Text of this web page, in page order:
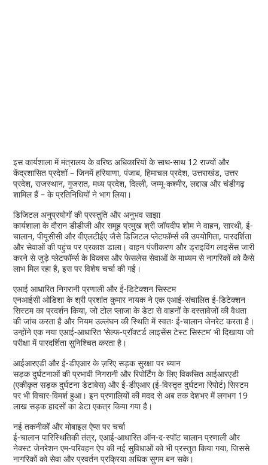
इस कार्यशाला में मंत्रालय के वरिष्ठ अधिकारियों के साथ-साथ 12 राज्यों और
केंद्रशासित प्रदेशों – जिनमें हरियाणा, पंजाब, हिमाचल प्रदेश, उत्तराखंड, उत्तर
प्रदेश, राजस्थान, गुजरात, मध्य प्रदेश, दिल्ली, जम्मू-कश्मीर, लद्दाख और चंडीगढ़
शामिल हैं – के प्रतिनिधियों ने भाग लिया।
डिजिटल अनुप्रयोगों की प्रस्तुति और अनुभव साझा
कार्यशाला के दौरान डीडीजी और समूह प्रमुख श्री जॉयदीप शोम ने वाहन, सारथी, ई-
चालान, पीयूसीसी और वीएलटीईए जैसे डिजिटल प्लेटफॉर्म्स की उपयोगिता, पारदर्शिता
और सेवाओं की पहुंच पर प्रकाश डाला। वाहन पंजीकरण और ड्राइविंग लाइसेंस जारी
करने से जुड़े प्लेटफॉर्म्स के विकास और फेसलेस सेवाओं के माध्यम से नागरिकों को कैसे
लाभ मिल रहा है, इस पर विशेष चर्चा की गई।
एआई आधारित निगरानी प्रणाली और ई-डिटेक्शन सिस्टम
एनआईसी ओडिशा के श्री प्रशांत कुमार नायक ने एक एआई-संचालित ई-डिटेक्शन
सिस्टम का प्रदर्शन किया, जो टोल प्लाजा के डेटा से वाहनों के दस्तावेजों की वैधता
की जांच करता है और नियम उल्लंघन की स्थिति में स्वतः ई-चालान जेनरेट करता है।
उन्होंने एक नया एआई-आधारित ‘सेल्फ-प्रॉक्टर्ड लाइसेंस टेस्ट सिस्टम’ भी दिखाया जो
परीक्षा में पारदर्शिता सुनिश्चित करता है।
आईआरएडी और ई-डीएआर के ज़रिए सड़क सुरक्षा पर ध्यान
सड़क दुर्घटनाओं की प्रभावी निगरानी और रिपोर्टिंग के लिए विकसित आईआरएडी
(एकीकृत सड़क दुर्घटना डेटाबेस) और ई-डीएआर (ई-विस्तृत दुर्घटना रिपोर्ट) सिस्टम
पर भी विचार-विमर्श हुआ। इन प्रणालियों की मदद से अब तक देशभर में लगभग 19
लाख सड़क हादसों का डेटा एकत्र किया गया है।
नई तकनीकों और मोबाइल ऐप्स पर चर्चा
ई-चालान पारिस्थितिकी तंत्र, एआई-आधारित ऑन-द-स्पॉट चालान प्रणाली और
नेक्स्ट जेनरेशन एम-परिवहन ऐप की नई सुविधाओं को भी प्रस्तुत किया गया, जिससे
नागरिकों को सेवा और प्रवर्तन प्रक्रिया अधिक सुगम बन सके।